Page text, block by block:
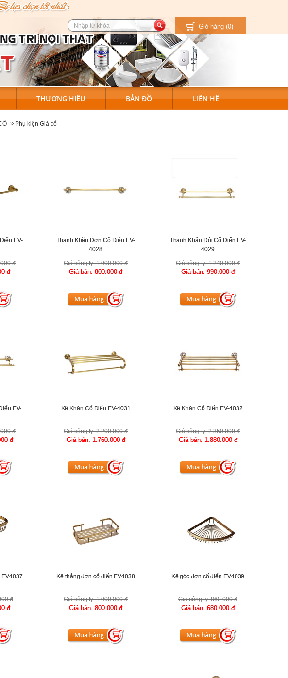
Giỏ hàng (0)
Phụ kiện Giả cổ
EV-
đ
đ
Thanh Khăn Đơn Cổ Điển EV-
4028
Giá công ty:1.000.000 đ
Giá bán: 800.000 đ
Thanh Khăn Đôi Cổ Điển EV-
4029
Giá công ty:1.240.000 đ
Giá bán: 990.000 đ
EV-
đ
đ
Kệ Khăn Cổ Điển EV-4031
Giá công ty:2.200.000 đ
Giá bán: 1.760.000 đ
Kệ Khăn Cổ Điển EV-4032
Giá công ty:2.350.000 đ
Giá bán: 1.880.000 đ
EV4037
đ
đ
Kệ thẳng đơn cổ điển EV4038
Giá công ty:1.000.000 đ
Giá bán: 800.000 đ
Kệ góc đơn cổ điển EV4039
Giá công ty:860.000 đ
Giá bán: 680.000 đ
THƯƠNG HIỆU BẢN ĐỒ LIÊN HỆ